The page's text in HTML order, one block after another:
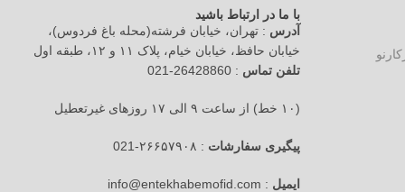
با ما در ارتباط باشید
آدرس : تهران، خیابان فرشته(محله باغ فردوس)،
خیابان حافظ، خیابان خیام، پلاک ۱۱ و ۱۲، طبقه اول
تلفن تماس : 26428860-021
(۱۰ خط) از ساعت ۹ الی ۱۷ روزهای غیرتعطیل
پیگیری سفارشات : ۲۶۶۵۷۹۰۸-021
ایمیل : info@entekhabemofid.com